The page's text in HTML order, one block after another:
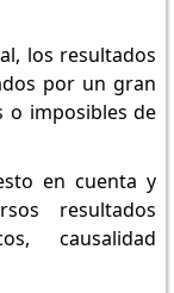
los resultados
por un gran
o imposibles de
en cuenta y
resultados
causalidad